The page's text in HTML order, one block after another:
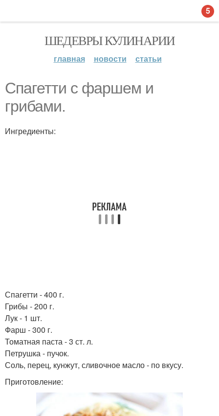
ШЕДЕВРЫ КУЛИНАРИИ
главная новости статьи
Спагетти с фаршем и
грибами.
Ингредиенты:
Спагетти - 400 г.
Грибы - 200 г.
Лук - 1 шт.
Фарш - 300 г.
Томатная паста - 3 ст. л.
Петрушка - пучок.
Соль, перец, кунжут, сливочное масло - по вкусу.
Приготовление:
5